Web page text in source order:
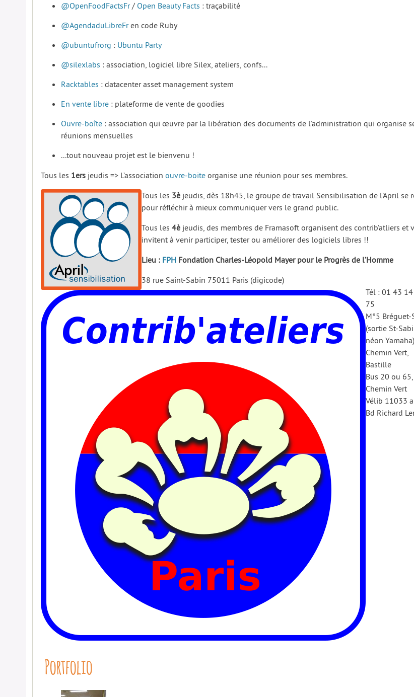
@OpenFoodFactsFr/ Open Beauty Facts : traçabilité
@AgendaduLibreFren code Ruby
@ubuntufrorg : Ubuntu Party
@silexlabs : association, logiciel libre Silex, ateliers, confs...
Racktables : datacenter asset management system
En vente libre : plateforme de vente de goodies
Ouvre-boîte : association qui œuvre par la libération des documents de l’administration qui organise
réunions mensuelles
...tout nouveau projet est le bienvenu !
Tous les 1ers jeudis => L’association ouvre-boite organise une réunion pour ses membres.
Tous les 3è jeudis, dès 18h45, le groupe de travail Sensibilisation de l’April se
pour réfléchir à mieux communiquer vers le grand public.
Tous les 4è jeudis, des membres de Framasoft organisent des contrib’atliers et
invitent à venir participer, tester ou améliorer des logiciels libres !!
Lieu : FPH Fondation Charles-Léopold Mayer pour le Progrès de l’Homme
38 rue Saint-Sabin 75011 Paris (digicode)
Tél : 01 43
75
M°5 Bréguet-
(sortie St-
néon
Chemin Vert,
Bastille
Bus 20 ou
Chemin Vert
Vélib 11033
Bd Richard
Portfolio